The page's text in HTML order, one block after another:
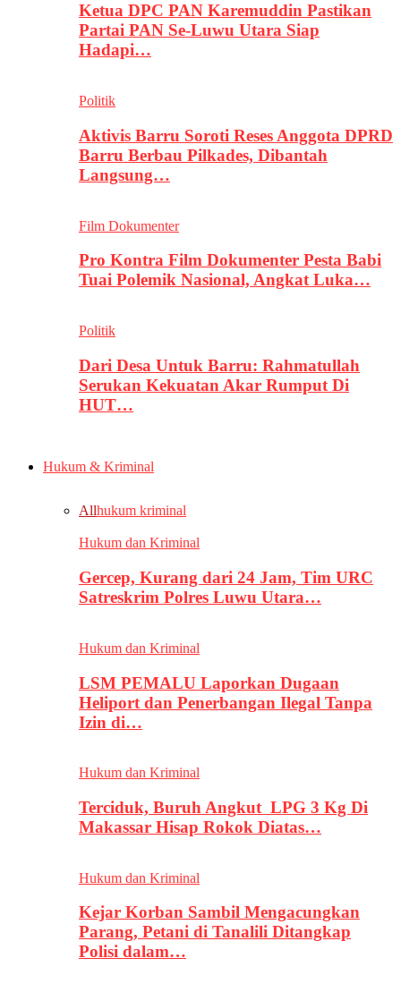
Ketua DPC PAN Karemuddin Pastikan
Partai PAN Se-Luwu Utara Siap
Hadapi…
Politik
Aktivis Barru Soroti Reses Anggota DPRD
Barru Berbau Pilkades, Dibantah
Langsung…
Film Dokumenter
Pro Kontra Film Dokumenter Pesta Babi
Tuai Polemik Nasional, Angkat Luka…
Politik
Dari Desa Untuk Barru: Rahmatullah
Serukan Kekuatan Akar Rumput Di
HUT…
Hukum & Kriminal
Allhukum kriminal
Hukum dan Kriminal
Gercep, Kurang dari 24 Jam, Tim URC
Satreskrim Polres Luwu Utara…
Hukum dan Kriminal
LSM PEMALU Laporkan Dugaan
Heliport dan Penerbangan Ilegal Tanpa
Izin di…
Hukum dan Kriminal
Terciduk, Buruh Angkut LPG 3 Kg Di
Makassar Hisap Rokok Diatas…
Hukum dan Kriminal
Kejar Korban Sambil Mengacungkan
Parang, Petani di Tanalili Ditangkap
Polisi dalam…